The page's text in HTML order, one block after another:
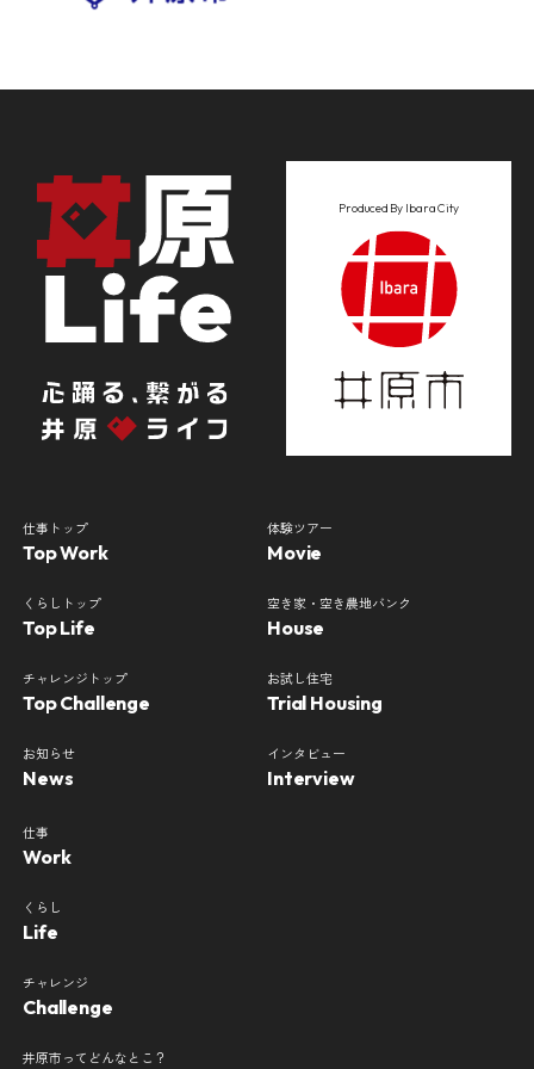
Produced By Ibara City
仕事トップ
Top Work
くらしトップ
Top Life
チャレンジトップ
Top Challenge
お知らせ
News
仕事
Work
くらし
Life
チャレンジ
Challenge
井原市ってどんなとこ？
体験ツアー
Movie
空き家・空き農地バンク
House
お試し住宅
Trial Housing
インタビュー
Interview